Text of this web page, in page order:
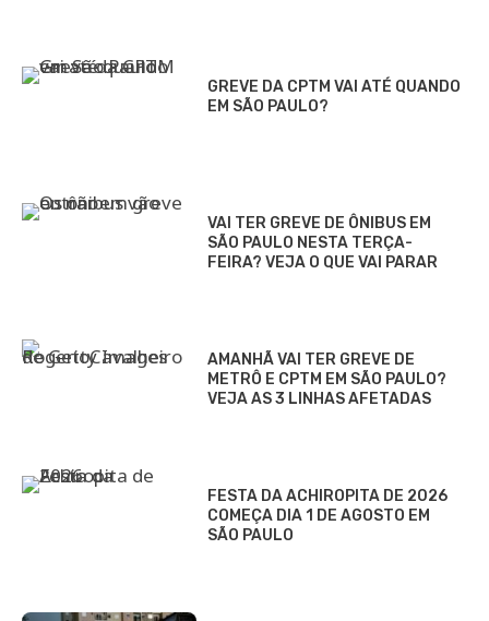
GREVE DA CPTM VAI ATÉ QUANDO
EM SÃO PAULO?
VAI TER GREVE DE ÔNIBUS EM
SÃO PAULO NESTA TERÇA-
FEIRA? VEJA O QUE VAI PARAR
AMANHÃ VAI TER GREVE DE
METRÔ E CPTM EM SÃO PAULO?
VEJA AS 3 LINHAS AFETADAS
FESTA DA ACHIROPITA DE 2026
COMEÇA DIA 1 DE AGOSTO EM
SÃO PAULO